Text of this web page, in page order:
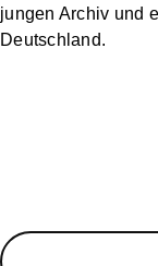
Über
jungen Archiv und
Deutschland.